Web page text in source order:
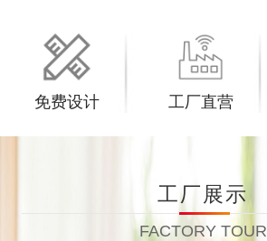
免费设计 工厂直营
工厂展示
FACTORY TOUR